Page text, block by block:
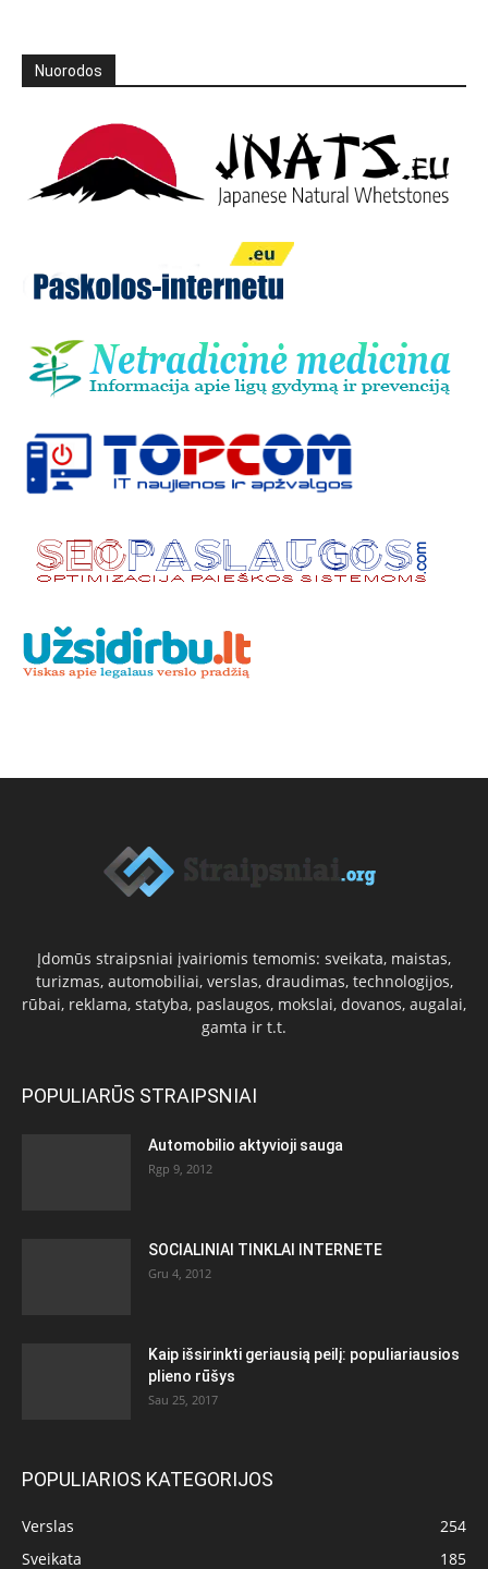
Nuorodos
Įdomūs straipsniai įvairiomis temomis: sveikata, maistas,
turizmas, automobiliai, verslas, draudimas, technologijos,
rūbai, reklama, statyba, paslaugos, mokslai, dovanos, augalai,
gamta ir t.t.
POPULIARŪS STRAIPSNIAI
Automobilio aktyvioji sauga
Rgp 9, 2012
SOCIALINIAI TINKLAI INTERNETE
Gru 4, 2012
Kaip išsirinkti geriausią peilį: populiariausios
plieno rūšys
Sau 25, 2017
POPULIARIOS KATEGORIJOS
Verslas
254
Sveikata
185